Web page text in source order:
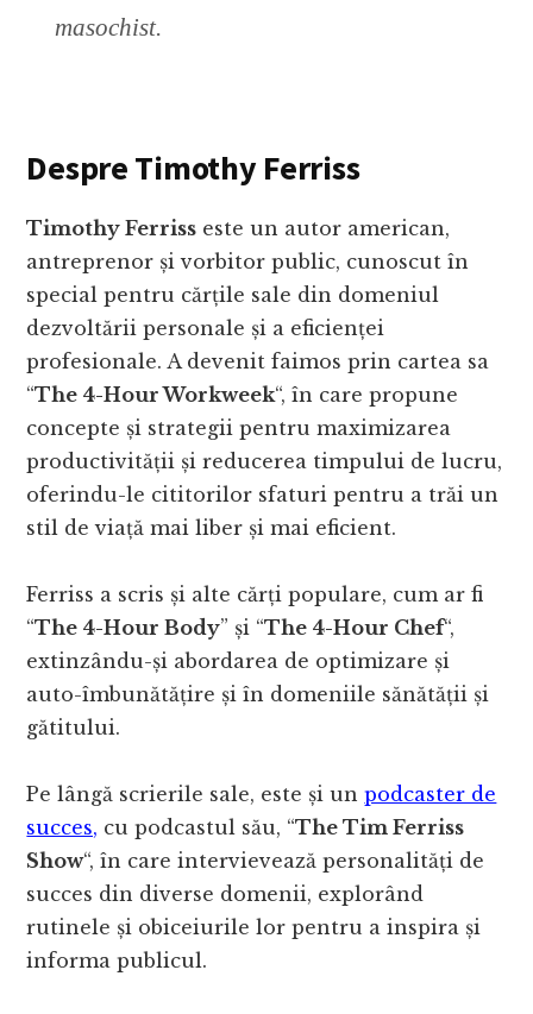
masochist.
Despre Timothy Ferriss
Timothy Ferriss este un autor american,
antreprenor și vorbitor public, cunoscut în
special pentru cărțile sale din domeniul
dezvoltării personale și a eficienței
profesionale. A devenit faimos prin cartea sa
“The 4-Hour Workweek“, în care propune
concepte și strategii pentru maximizarea
productivității și reducerea timpului de lucru,
oferindu-le cititorilor sfaturi pentru a trăi un
stil de viață mai liber și mai eficient.
Ferriss a scris și alte cărți populare, cum ar fi
“The 4-Hour Body” și “The 4-Hour Chef“,
extinzându-și abordarea de optimizare și
auto-îmbunătățire și în domeniile sănătății și
gătitului.
Pe lângă scrierile sale, este și unpodcaster de
succes, cu podcastul său, “The Tim Ferriss
Show“, în care intervievează personalități de
succes din diverse domenii, explorând
rutinele și obiceiurile lor pentru a inspira și
informa publicul.